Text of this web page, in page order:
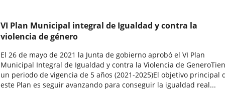
VI Plan Municipal integral de Igualdad y contra la
violencia de género
El 26 de mayo de 2021 la Junta de gobierno aprobó el VI Plan
Municipal Integral de Igualdad y contra la Violencia de
un periodo de vigencia de 5 años (2021-2025)El objetivo principal
este Plan es seguir avanzando para conseguir la igualdad real...